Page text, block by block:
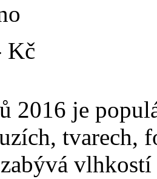
Kč
2016 je
tvarech,